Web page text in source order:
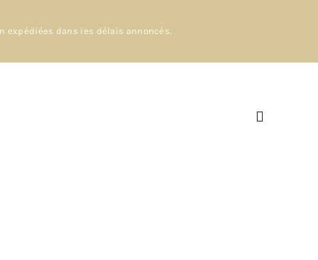
expédiées dans les délais annoncés.